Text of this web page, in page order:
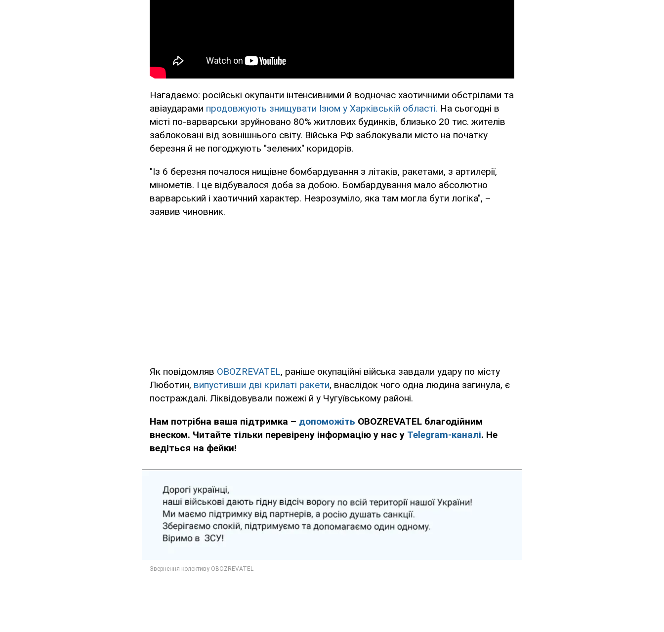
Нагадаємо: російські окупанти інтенсивними й водночас хаотичними обстрілами та
авіаударами продовжують знищувати Ізюм у Харківській області. На сьогодні в
місті по-варварськи зруйновано 80% житлових будинків, близько 20 тис. жителів
заблоковані від зовнішнього світу. Війська РФ заблокували місто на початку
березня й не погоджують "зелених" коридорів.
"Із 6 березня почалося нищівне бомбардування з літаків, ракетами, з артилерії,
мінометів. І це відбувалося доба за добою. Бомбардування мало абсолютно
варварський і хаотичний характер. Незрозуміло, яка там могла бути логіка", –
заявив чиновник.
Як повідомляв OBOZREVATEL, раніше окупаційні війська завдали удару по місту
Люботин, випустивши дві крилаті ракети, внаслідок чого одна людина загинула, є
постраждалі. Ліквідовували пожежі й у Чугуївському районі.
Нам потрібна ваша підтримка – допоможіть OBOZREVATEL благодійним
внеском. Читайте тільки перевірену інформацію у нас у Telegram-каналі. Не
ведіться на фейки!